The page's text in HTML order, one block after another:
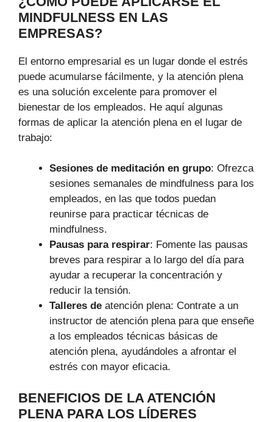
MINDFULNESS EN LAS
EMPRESAS?
El entorno empresarial es un lugar donde el estrés
puede acumularse fácilmente, y la atención plena
es una solución excelente para promover el
bienestar de los empleados. He aquí algunas
formas de aplicar la atención plena en el lugar de
trabajo:
Sesiones de meditación en grupo: Ofrezca
sesiones semanales de mindfulness para los
empleados, en las que todos puedan
reunirse para practicar técnicas de
mindfulness.
Pausas para respirar: Fomente las pausas
breves para respirar a lo largo del día para
ayudar a recuperar la concentración y
reducir la tensión.
Talleres de atención plena: Contrate a un
instructor de atención plena para que enseñe
a los empleados técnicas básicas de
atención plena, ayudándoles a afrontar el
estrés con mayor eficacia.
BENEFICIOS DE LA ATENCIÓN
PLENA PARA LOS LÍDERES